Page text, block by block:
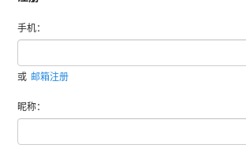
手机：
或 邮箱注册
昵称：